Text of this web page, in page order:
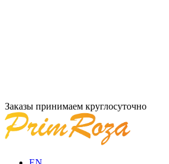
Заказы принимаем круглосуточно